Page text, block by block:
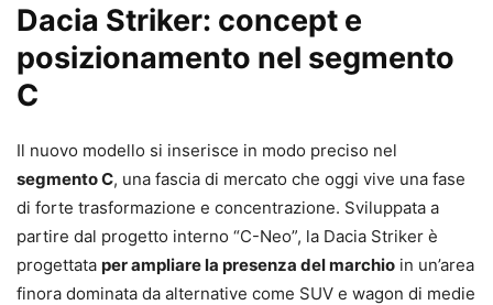
Dacia Striker: concept e
posizionamento nel segmento
C
Il nuovo modello si inserisce in modo preciso nel
segmento C, una fascia di mercato che oggi vive una fase
di forte trasformazione e concentrazione. Sviluppata a
partire dal progetto interno “C-Neo”, la Dacia Striker è
progettata per ampliare la presenza del marchio in un’area
finora dominata da alternative come SUV e wagon di medie